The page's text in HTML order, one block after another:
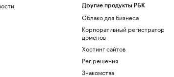
Другие продукты РБК
Облако для бизнеса
Корпоративный регистратор
доменов
Хостинг сайтов
Рег.решения
Знакомства